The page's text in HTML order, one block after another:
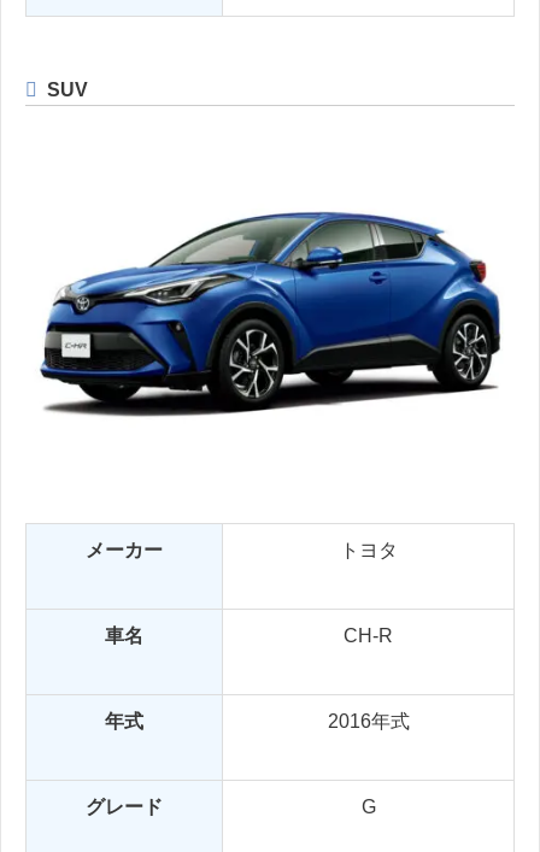
SUV
メーカー トヨタ
車名 CH-R
年式 2016年式
グレード G